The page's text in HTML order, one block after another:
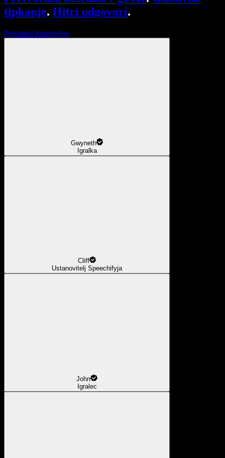
tipkanje. Hitri odgovori.
Preizkusi brezplačno
Gwyneth
Igralka
Cliff
Ustanovitelj Speechifyja
John
Igralec